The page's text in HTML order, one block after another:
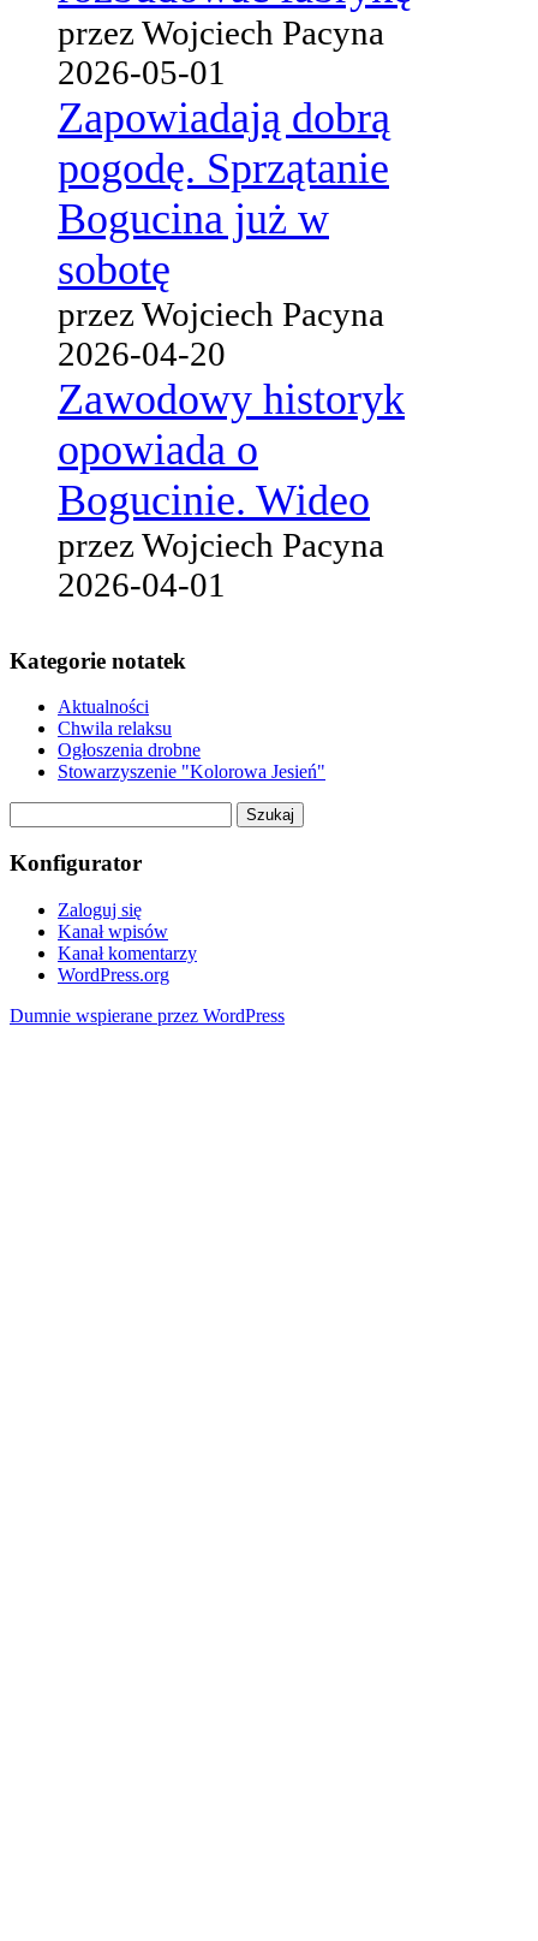
przez Wojciech Pacyna
2026-05-01
Zapowiadają dobrą
pogodę. Sprzątanie
Bogucina już w
sobotę
przez Wojciech Pacyna
2026-04-20
Zawodowy historyk
opowiada o
Bogucinie. Wideo
przez Wojciech Pacyna
2026-04-01
Kategorie notatek
Aktualności
Chwila relaksu
Ogłoszenia drobne
Stowarzyszenie "Kolorowa Jesień"
Konfigurator
Zaloguj się
Kanał wpisów
Kanał komentarzy
WordPress.org
Dumnie wspierane przez WordPress